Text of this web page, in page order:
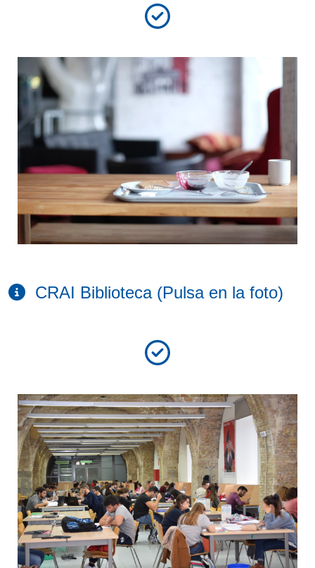
CRAI Biblioteca (Pulsa en la foto)